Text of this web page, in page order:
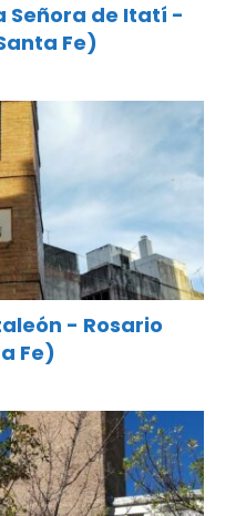
Señora de Itatí -
Fe)
- Rosario
Fe)